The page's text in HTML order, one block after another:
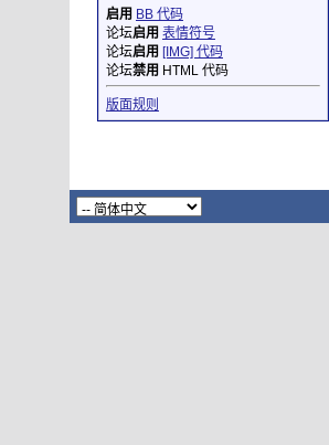
启用 BB 代码
论坛启用 表情符号
论坛启用 [IMG] 代码
论坛禁用 HTML 代码
版面规则